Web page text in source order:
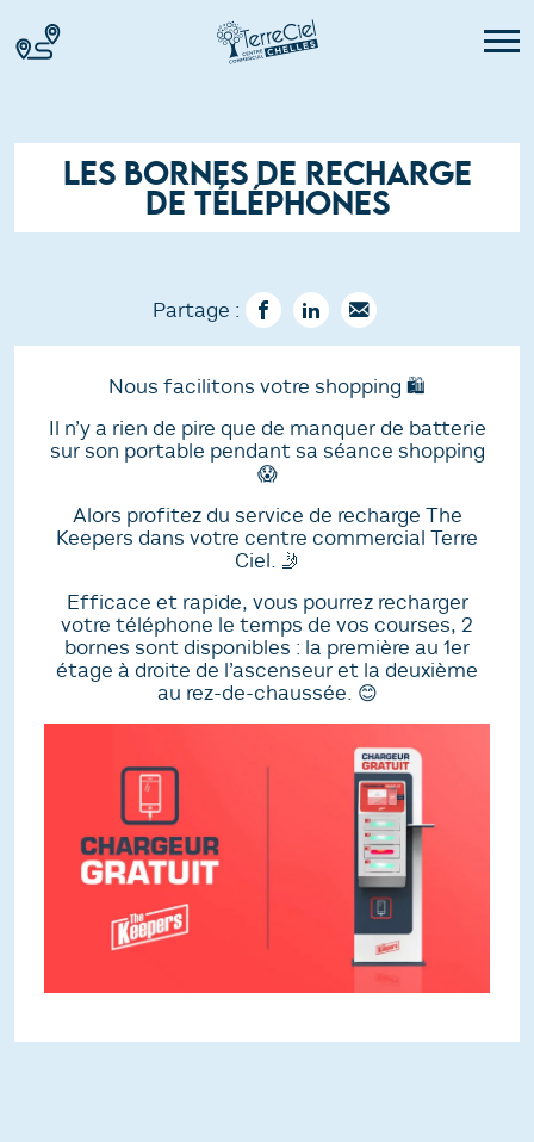
LES BORNES DE RECHARGE
DE TÉLÉPHONES
Partage :
Nous facilitons votre shopping 🛍️
Il n’y a rien de pire que de manquer de batterie
sur son portable pendant sa séance shopping
😱
Alors profitez du service de recharge The
Keepers dans votre centre commercial Terre
Ciel. 🤳
Efficace et rapide, vous pourrez recharger
votre téléphone le temps de vos courses, 2
bornes sont disponibles : la première au 1er
étage à droite de l’ascenseur et la deuxième
au rez-de-chaussée. 😊